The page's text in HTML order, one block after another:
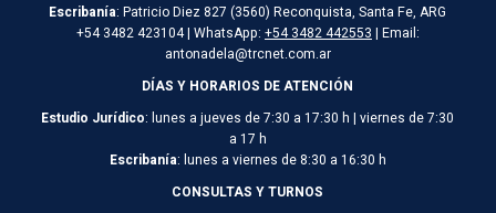
Escribanía: Patricio Diez 827 (3560) Reconquista, Santa Fe, ARG
+54 3482 423104 | WhatsApp: +54 3482 442553 | Email:
antonadela@trcnet.com.ar
DÍAS Y HORARIOS DE ATENCIÓN
Estudio Jurídico: lunes a jueves de 7:30 a 17:30 h | viernes de 7:30
a 17 h
Escribanía: lunes a viernes de 8:30 a 16:30 h
CONSULTAS Y TURNOS